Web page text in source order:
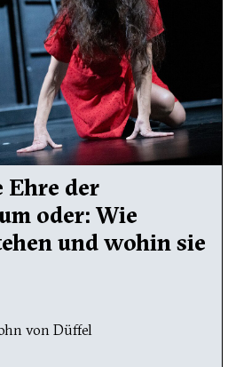
Ehre der
oder: Wie
und wohin sie
von Düffel